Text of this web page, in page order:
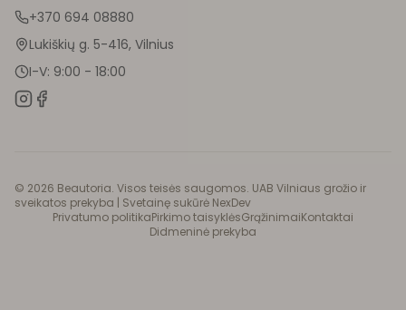
+370 694 08880
Lukiškių g. 5-416, Vilnius
I-V: 9:00 - 18:00
© 2026 Beautoria. Visos teisės saugomos. UAB Vilniaus grožio ir
sveikatos prekyba | Svetainę sukūrė NexDev
Privatumo politikaPirkimo taisyklėsGrąžinimaiKontaktai
Didmeninė prekyba